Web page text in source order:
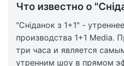
Что известно о
"Сніданок з 1+1" -
производства 1+1 Media.
три часа и является
утренним шоу в прямом